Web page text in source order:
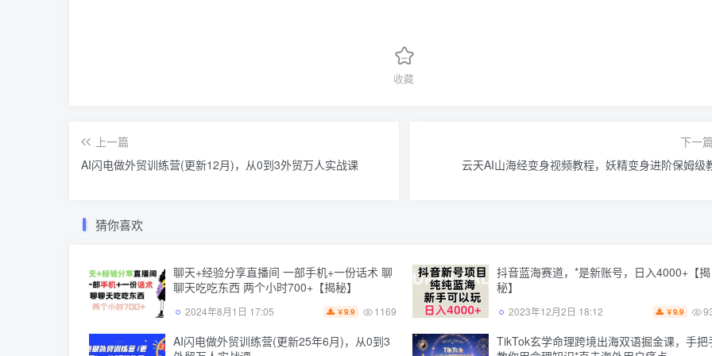
收藏
上一篇
AI闪电做外贸训练营(更新12月)，从0到3外贸万人实战课
下一篇
云天AI山海经变身视频教程，妖精变身进阶保姆级
猜你喜欢
聊天+经验分享直播间 一部手机+一份话术 聊
聊天吃吃东西 两个小时700+【揭秘】
2024年8月1日 17:05 ￥9.9 1169
抖音蓝海赛道，*是新账号，日入4000+【揭
秘】
2023年12月2日 18:12 ￥9.9
AI闪电做外贸训练营(更新25年6月)，从0到3
TikTok玄学命理跨境出海双语掘金课，手把